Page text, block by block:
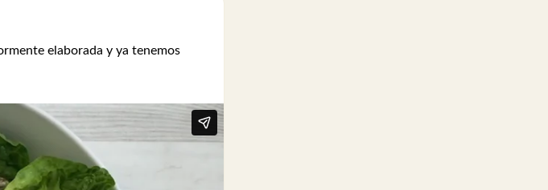
elaborada y ya tenemos